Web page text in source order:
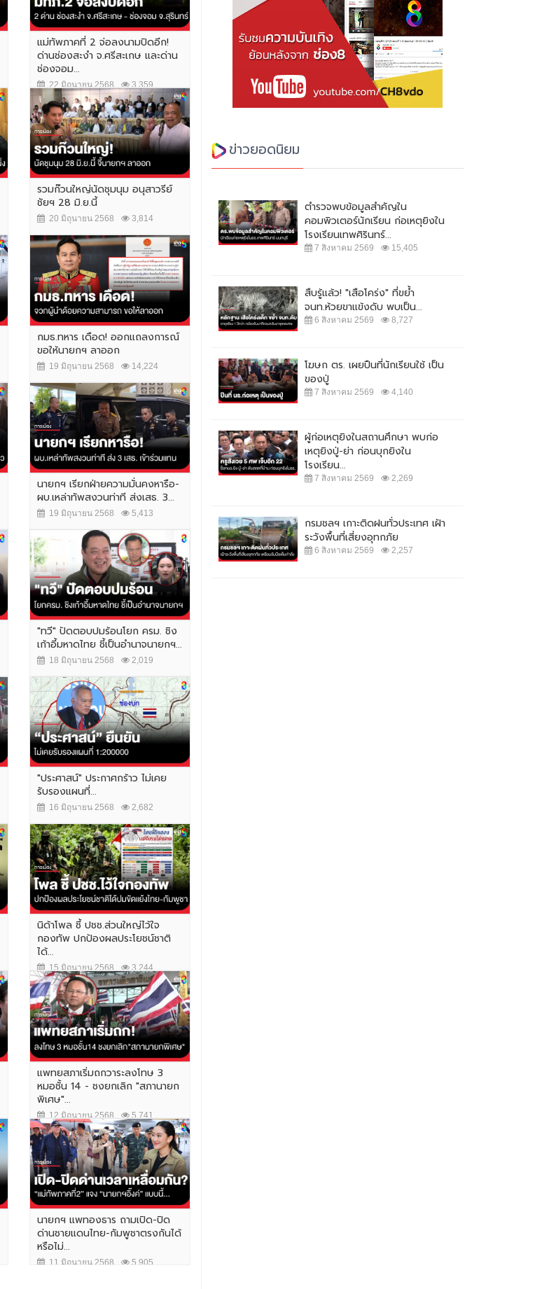
แม่ทัพภาคที่ 2 จ่อลงนามปิดอีก!
ด่านช่องสะงำ จ.ศรีสะเกษ และด่าน
ช่องจอม...
22 มิถุนายน 2568 3,359
รวมก๊วนใหญ่นัดชุมนุม อนุสาวรีย์
ชัยฯ 28 มิ.ย.นี้
20 มิถุนายน 2568 3,814
กมธ.ทหาร เดือด! ออกแถลงการณ์
ขอให้นายกฯ ลาออก
19 มิถุนายน 2568 14,224
นายกฯ เรียกฝ่ายความมั่นคงหารือ-
ผบ.เหล่าทัพสงวนท่าที ส่งเสธ. 3...
19 มิถุนายน 2568 5,413
"ทวี" ปัดตอบปมร้อนโยก ครม. ชิง
เก้าอี้มหาดไทย ชี้เป็นอำนาจนายกฯ...
18 มิถุนายน 2568 2,019
"ประศาสน์" ประกาศกร้าว ไม่เคย
รับรองแผนที่...
16 มิถุนายน 2568 2,682
นิด้าโพล ชี้ ปชช.ส่วนใหญ่ไว้ใจ
กองทัพ ปกป้องผลประโยชน์ชาติ
ได้...
15 มิถุนายน 2568 3,244
แพทยสภาเริ่มถกวาระลงโทษ 3
หมอชั้น 14 - ชงยกเลิก "สภานายก
พิเศษ"...
12 มิถุนายน 2568 5,741
นายกฯ แพทองธาร ถามเปิด-ปิด
ด่านชายแดนไทย-กัมพูชาตรงกันได้
หรือไม่...
11 มิถุนายน 2568 5,905
ข่าวยอดนิยม
ตำรวจพบข้อมูลสำคัญใน
คอมพิวเตอร์นักเรียน ก่อเหตุยิงใน
โรงเรียนเทพศิรินทร์...
7 สิงหาคม 2569 15,405
สืบรู้แล้ว! "เสือโคร่ง" ที่ขย้ำ
จนท.ห้วยขาแข้งดับ พบเป็น...
6 สิงหาคม 2569 8,727
โฆษก ตร. เผยปืนที่นักเรียนใช้ เป็น
ของปู่
7 สิงหาคม 2569 4,140
ผู้ก่อเหตุยิงในสถานศึกษา พบก่อ
เหตุยิงปู่-ย่า ก่อนบุกยิงใน
โรงเรียน...
7 สิงหาคม 2569 2,269
กรมชลฯ เกาะติดฝนทั่วประเทศ เฝ้า
ระวังพื้นที่เสี่ยงอุทกภัย
6 สิงหาคม 2569 2,257